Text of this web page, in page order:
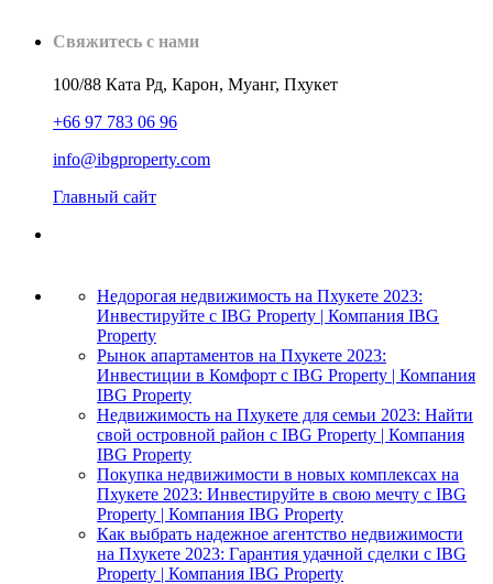
Свяжитесь с нами
100/88 Ката Рд, Карон, Муанг, Пхукет
+66 97 783 06 96
info@ibgproperty.com
Главный сайт
Недорогая недвижимость на Пхукете 2023:
Инвестируйте с IBG Property | Компания IBG
Property
Рынок апартаментов на Пхукете 2023:
Инвестиции в Комфорт с IBG Property | Компания
IBG Property
Недвижимость на Пхукете для семьи 2023: Найти
свой островной район с IBG Property | Компания
IBG Property
Покупка недвижимости в новых комплексах на
Пхукете 2023: Инвестируйте в свою мечту с IBG
Property | Компания IBG Property
Как выбрать надежное агентство недвижимости
на Пхукете 2023: Гарантия удачной сделки с IBG
Property | Компания IBG Property